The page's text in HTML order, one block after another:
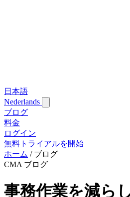
日本語
Nederlands
ブログ
料金
ログイン
無料トライアルを開始
ホーム / ブログ
CMA ブログ
事務作業を減ら